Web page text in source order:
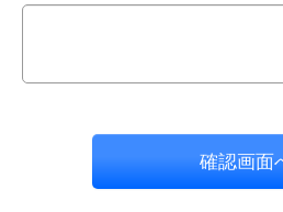
確認画面